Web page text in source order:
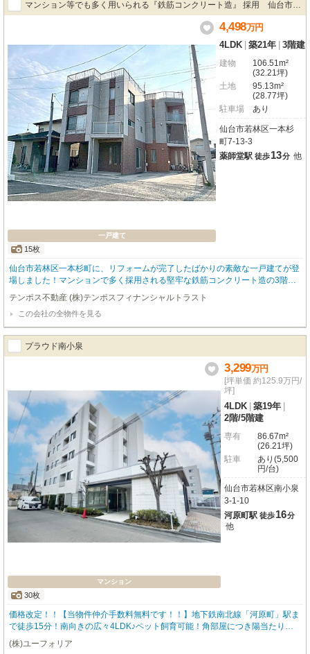
マンション等でも多く用いられる『鉄筋コンクリート造』 採用 仙台市若
一戸建て
15枚
4,498万円
4LDK 築21年 3階建
建物
106.51m²
(32.21坪)
土地
95.13m²
(28.77坪)
駐車場
あり
仙台市若林区一本杉
町7-13-3
薬師堂駅 徒歩13分 他
仙台市若林区一本杉町に、リフォームが完了したばかりの素敵な一戸建てが登
場しました！マンションで多く採用される堅牢な鉄筋コンクリート造の3階建
てで、ご家族の安心な暮らしを支えます。2025年6月には内装リフォームが完
了し、LIXIL製のシステムキッチンやユニットバス、TOTO製のトイレなど水回
りが一新。床や壁も張り替えられ、まるで新築のような快適な空間で新生活を
スタートしていただけます。広々とした4LDKの間取りは106.51m²のゆとりが
あり、ご家族それぞれのプライベート空間も大切にできますね。東向きで日当
たりも良好、閑静な住宅街に位置しており、穏やかな毎日が送れることでしょ
う。薬師堂駅まで徒歩13分。周辺にはローソンやヨークベニマルが徒歩3分圏
内にあり、日々のお買い物も大変便利です。南小泉小学校へ徒歩4分、南小泉
中学校へ徒歩5分と、お子様の通学も安心の距離。さらに、嬉しい駐車場4台分
完備で、お車をお持ちのご家庭にもぴったりです。システムキッチンや浴室乾
燥機、追い焚き機能など充実の設備も魅力。ぜひ一度、この生まれ変わったお
家で、理想の暮らしを想像してみてください。
テンポス不動産 (株)テンポスフィナンシャルトラスト
この会社の全物件を見る
プラウド南小泉
マンション
30枚
3,299万円
[坪単価 約125.9万円/
坪]
4LDK 築19年
2階/5階建
専有
86.67m²
(26.21坪)
駐車
あり(5,500
円/台)
仙台市若林区南小泉
3-1-10
河原町駅 徒歩16分
他
価格改定！！【当物件仲介手数料無料です！！】地下鉄南北線「河原町」駅ま
で徒歩15分！南向きの広々4LDK♪ペット飼育可能！角部屋につき陽当たり・
通風良好で開放感あふれる住空間♪
(株)ユーフォリア